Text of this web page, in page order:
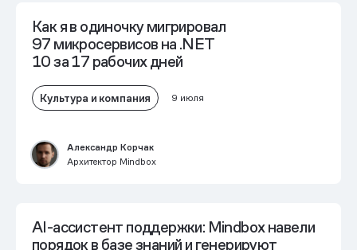
Как я в одиночку мигрировал
97 микросервисов на .NET
10 за 17 рабочих дней
Культура и компания 9 июля
Александр Корчак
Архитектор Mindbox
AI-ассистент поддержки: Mindbox навели
порядок в базе знаний и генерируют